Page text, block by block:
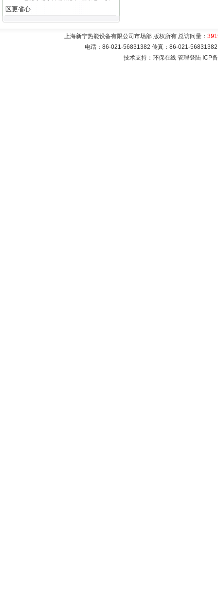
区更省心
上海新宁热能设备有限公司市场部 版权所有 总访问量：
电话：86-021-56831382 传真：86-021-
技术支持：环保在线 管理登陆 ICP